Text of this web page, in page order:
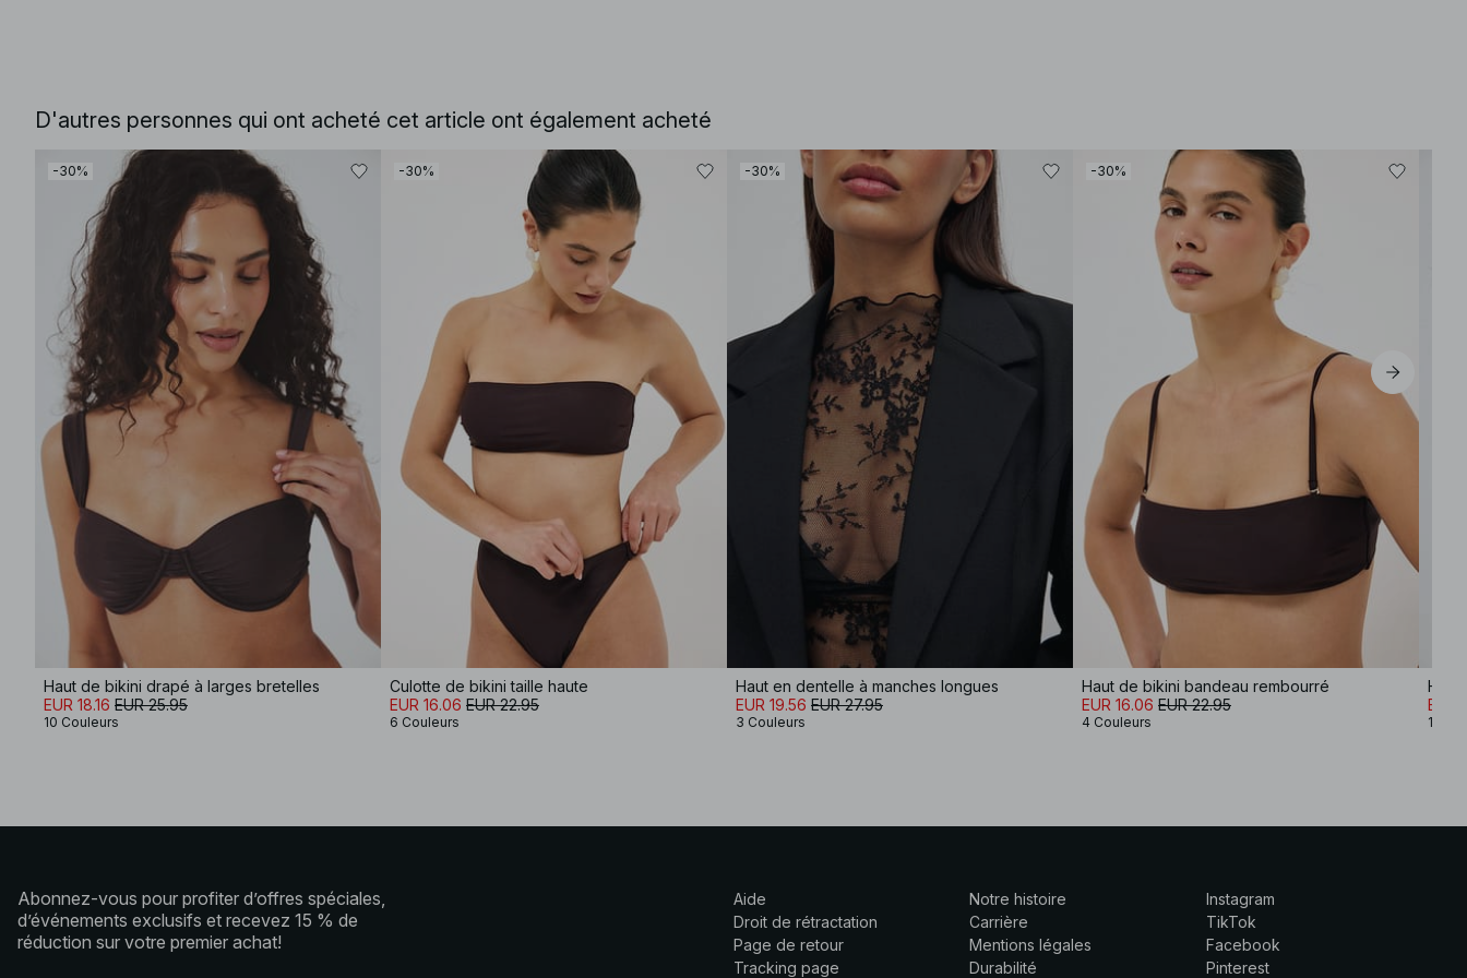
D'autres personnes qui ont acheté cet article ont également acheté
-30%
Haut de bikini drapé à larges bretelles
EUR 18.16 EUR 25.95
10 Couleurs
-30%
Culotte de bikini taille haute
EUR 16.06 EUR 22.95
6 Couleurs
-30%
Haut en dentelle à manches longues
EUR 19.56 EUR 27.95
3 Couleurs
-30%
Haut de bikini bandeau rembourré
EUR 16.06 EUR 22.95
4 Couleurs
EUR
12
Abonnez-vous pour profiter d’offres spéciales,
d’événements exclusifs et recevez 15 % de
réduction sur votre premier achat!
Aide
Droit de rétractation
Page de retour
Tracking page
Notre histoire
Carrière
Mentions légales
Durabilité
Instagram
TikTok
Facebook
Pinterest